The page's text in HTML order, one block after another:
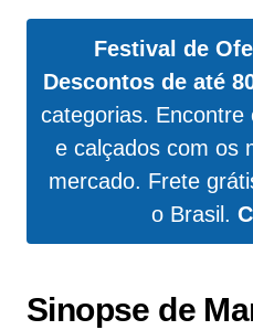
Festival de
Descontos de até
categorias. Encontre
e calçados com os
mercado. Frete
o Brasil.
Sinopse de